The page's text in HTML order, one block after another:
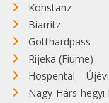
Konstanz
Biarritz
Gotthardpass
Rijeka (Fiume)
Hospental –
Nagy-Hárs-